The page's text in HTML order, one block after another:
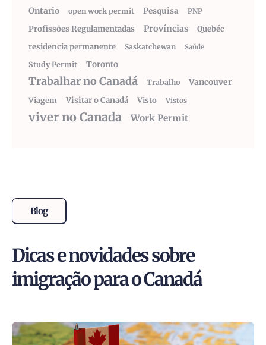
Ontario open work permit Pesquisa PNP
Profissões Regulamentadas Províncias
Quebéc
residencia permanente
Saskatchewan Saúde
Study Permit Toronto
Trabalhar no Canadá Trabalho Vancouver
Viagem Visitar o Canadá Visto Vistos
viver no Canada Work Permit
Blog
Dicas e novidades sobre
imigração para o Canadá